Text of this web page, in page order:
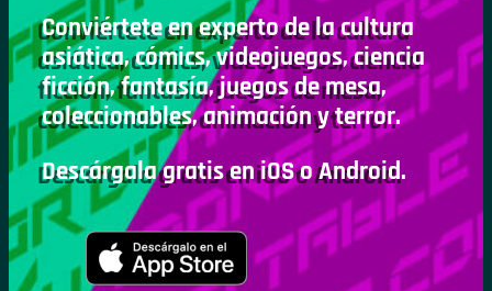
Conviértete en experto de la cultura
asiática, cómics, videojuegos, ciencia
ficción, fantasía, juegos de mesa,
coleccionables, animación y terror.
Descárgala gratis en iOS o Android.